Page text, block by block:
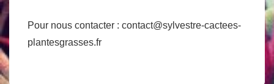
Pour nous contacter : contact@sylvestre-cactees-
plantesgrasses.fr